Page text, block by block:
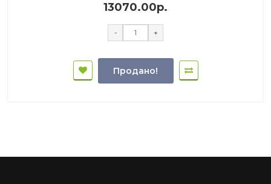
13070.00р.
- +
Продано!